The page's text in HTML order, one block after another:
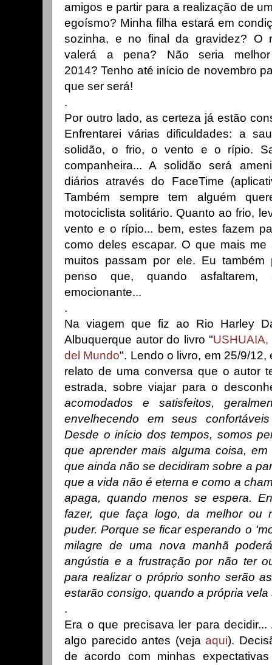
amigos e partir para a realização de
egoísmo? Minha filha estará em
sozinha, e no final da gravidez? O
valerá a pena? Não seria
2014?Tenho até início de novembro
que ser será!
.
Por outro lado, as certeza já estão
Enfrentarei várias dificuldades: a
solidão, o frio, o vento e o rípio.
companheira... A solidão será
diários através do FaceTime
Também sempre tem alguém
motociclista solitário. Quanto ao frio,
vento e o rípio... bem, estes fazem
como deles escapar. O que mais
muitos passam por ele. Eu também
penso que, quando
emocionante...
.
Na viagem que fiz ao Rio Harley
Albuquerque autor do livro "
del Mundo". Lendo o livro, em 25/9/
relato de uma conversa que o autor
estrada, sobre viajar para o
acomodados e satisfeitos,
envelhecendo em seus
Desde o início dos tempos, somos
que aprender mais alguma coisa,
que ainda não se decidiram sobre a
que a vida não é eterna e como a
apaga, quando menos se espera.
fazer, que faça logo, da melhor ou
puder. Porque se ficar esperando o
milagre de uma nova manhã
angústia e a frustração por não ter
para realizar o próprio sonho serão
estarão consigo, quando a própria vela
.
Era o que precisava ler para
algo parecido antes (vejaaqui).
de acordo com minhas